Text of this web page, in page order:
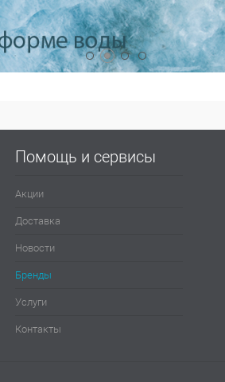
Помощь и сервисы
Акции
Доставка
Новости
Бренды
Услуги
Контакты